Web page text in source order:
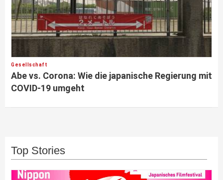
Gesellschaft
Abe vs. Corona: Wie die japanische Regierung mit
COVID-19 umgeht
Top Stories